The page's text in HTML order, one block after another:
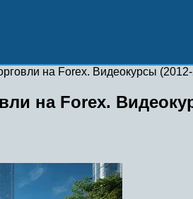
на Forex. Видеокурсы
на Forex.